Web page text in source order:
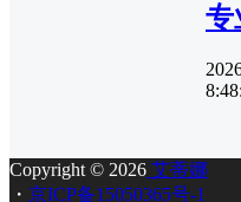
专
Copyright © 2026 艾蒂娜
・ 京ICP备15050365号-1